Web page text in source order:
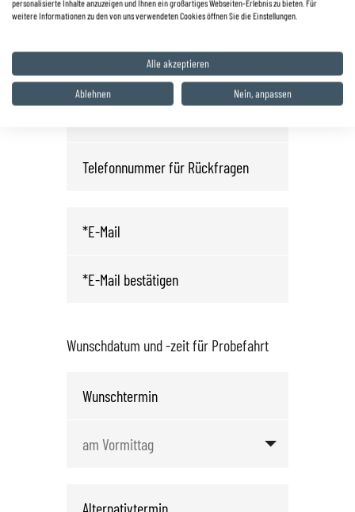
Probefahrt vereinbaren
Wunschdatum und -zeit für Probefahrt
personalisierte Inhalte anzuzeigen und Ihnen ein großartiges Webseiten-Erlebnis zu bieten. Für
weitere Informationen zu den von uns verwendeten Cookies öffnen Sie die Einstellungen.
Alle akzeptieren
Ablehnen Nein, anpassen